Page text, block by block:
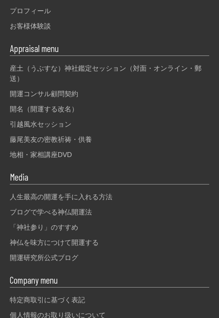
プロフィール
お客様体験談
Appraisal menu
産土（うぶすな）神社鑑定セッション（対面・オンライン・郵
送）
開運コンサル顧問契約
開名（開運する改名）
引越風水セッション
藤尾美友の密教祈祷・供養
地相・家相講座DVD
Media
人生最高の開運を手に入れる方法
ブログで学べる神仏開運法
「神社参り」のすすめ
神仏を味方につけて開運する
開運研究所公式ブログ
Company menu
特定商取引に基づく表記
個人情報のお取り扱いについて